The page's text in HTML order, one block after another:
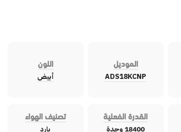
الموديل
ADS18KCNP
اللون
أبيض
القدرة الفعلية
18400 وحدة
تصنيف الهواء
بارد